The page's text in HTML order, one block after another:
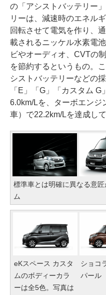
の「アシストバッテリー
リーは、減速時のエネル
回転させて電気を作り、
載されるニッケル水素電
ビやオーディオ、CVTの
を節約するというもの。
シストバッテリーなどの
「E」「G」「カスタム
6.0km/Lを、ターボエンジ
車）で22.2km/Lを達成して
標準車とは明確に異なる意
ム
eKスペース カスタ
ムのボディーカラ
ーは全5色。写真は
ショコ
パール